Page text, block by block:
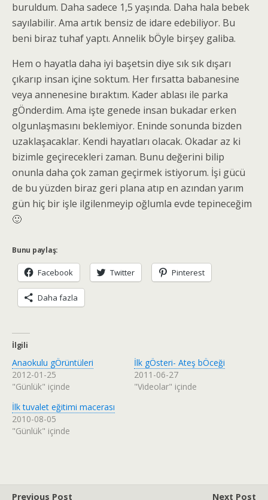
buruldum. Daha sadece 1,5 yaşında. Daha hala bebek
sayılabilir. Ama artık bensiz de idare edebiliyor. Bu
beni biraz tuhaf yaptı. Annelik bÖyle birşey galiba.
Hem o hayatla daha iyi başetsin diye sık sık dışarı
çıkarıp insan içine soktum. Her fırsatta babanesine
veya annenesine bıraktım. Kader ablası ile parka
gÖnderdim. Ama işte genede insan bukadar erken
olgunlaşmasını beklemiyor. Eninde sonunda bizden
uzaklaşacaklar. Kendi hayatları olacak. Okadar az ki
bizimle geçirecekleri zaman. Bunu değerini bilip
onunla daha çok zaman geçirmek istiyorum. İşi gücü
de bu yüzden biraz geri plana atıp en azından yarım
gün hiç bir işle ilgilenmeyip oğlumla evde tepineceğim
🙂
Bunu paylaş:
Facebook Twitter Pinterest
Daha fazla
İlgili
Anaokulu gÖrüntüleri
2012-01-25
"Günlük" içinde
İlk gÖsteri- Ateş bÖceği
2011-06-27
"Videolar" içinde
İlk tuvalet eğitimi macerası
2010-08-05
"Günlük" içinde
Previous Post Next Post